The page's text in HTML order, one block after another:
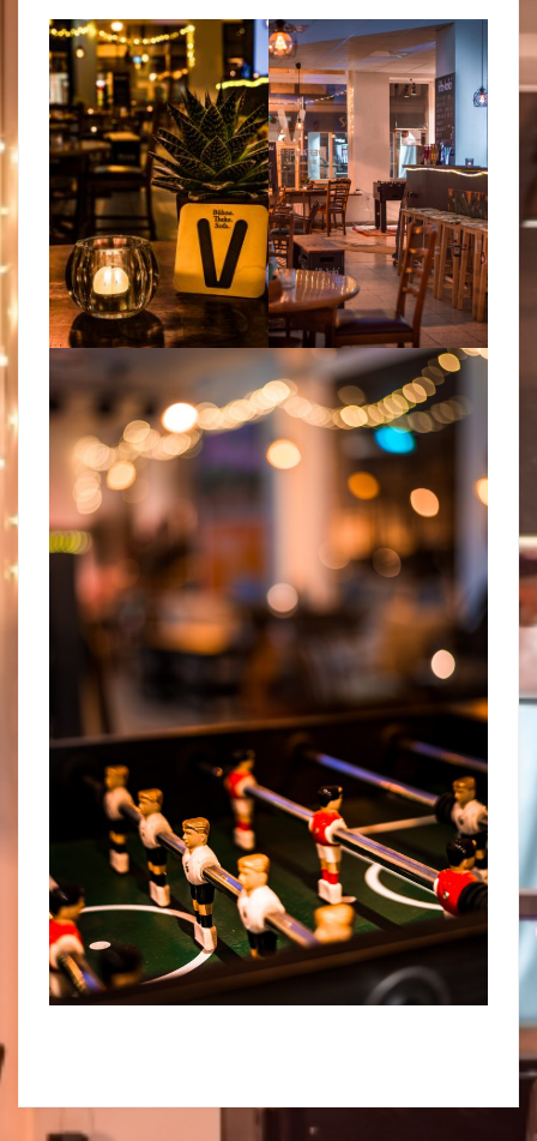
Konzerte
Programm
Kunstausstellungen
Nachbar-Machbar Wolfenbüttel
Unsere Freund:innen
Bundesfreiwilligendienst
UNSER LADEN
Unser Verhaltenskodex
Workcafé
Unser Sortiment
Unser Netzwerk
Foodsharing
Reservierungen & Vermietung
Buchausleihe
Werkzeug-Verleih
Datenschutz
Impressum
KONTAKT